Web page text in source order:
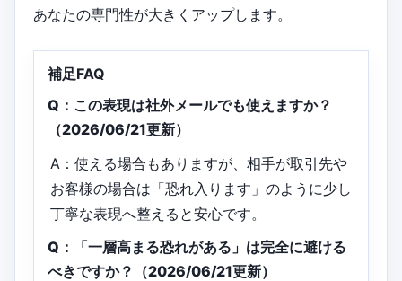
あなたの専門性が大きくアップします。
補足FAQ
Q：この表現は社外メールでも使えますか？
（2026/06/21更新）
A：使える場合もありますが、相手が取引先や
お客様の場合は「恐れ入ります」のように少し
丁寧な表現へ整えると安心です。
Q：「一層高まる恐れがある」は完全に避ける
べきですか？（2026/06/21更新）